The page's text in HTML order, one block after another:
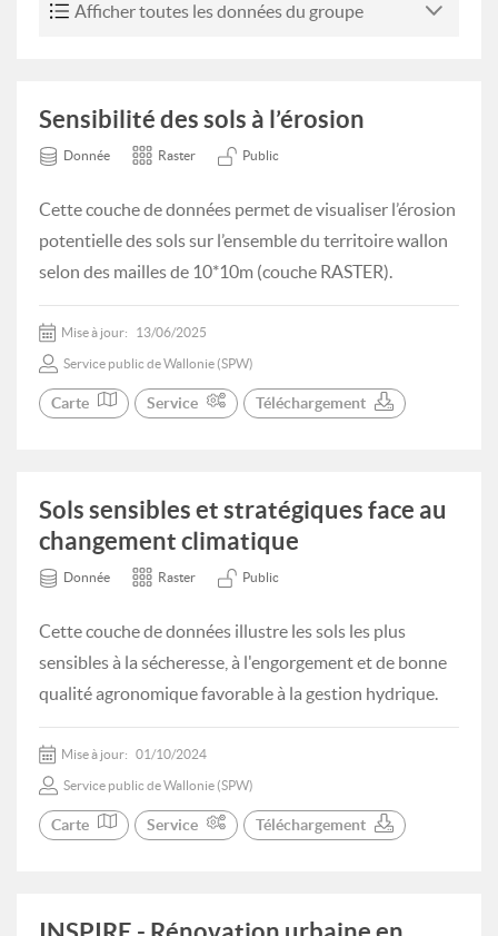
Afficher toutes les données du groupe
Sensibilité des sols à l’érosion
Donnée Raster Public
Cette couche de données permet de visualiser l’érosion
potentielle des sols sur l’ensemble du territoire wallon
selon des mailles de 10*10m (couche RASTER).
Mise à jour: 13/06/2025
Service public de Wallonie (SPW)
Carte Service Téléchargement
Sols sensibles et stratégiques face au
changement climatique
Donnée Raster Public
Cette couche de données illustre les sols les plus
sensibles à la sécheresse, à l'engorgement et de bonne
qualité agronomique favorable à la gestion hydrique.
Mise à jour: 01/10/2024
Service public de Wallonie (SPW)
Carte Service Téléchargement